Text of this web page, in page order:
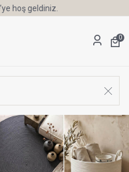
Ayrıcalığı
0